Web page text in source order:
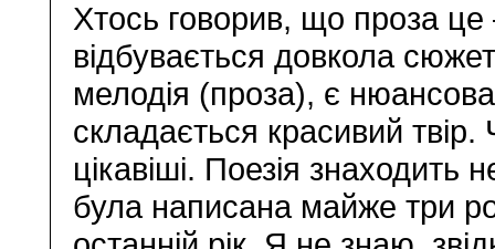
Хтось говорив, що проза
відбувається довкола
мелодія (проза), є
складається красивий
цікавіші. Поезія
була написана майже три